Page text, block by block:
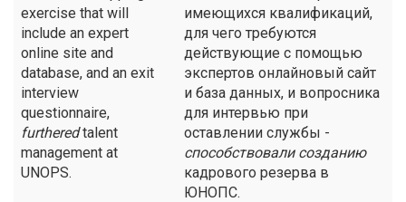
exercise that will
include an expert
online site and
database, and an exit
interview
questionnaire,
furtheredtalent
management at
UNOPS.
имеющихся квалификаций,
для чего требуются
действующие с помощью
экспертов онлайновый сайт
и база данных, и вопросника
для интервью при
оставлении службы -
способствовалисозданию
кадрового резерва в
ЮНОПС.